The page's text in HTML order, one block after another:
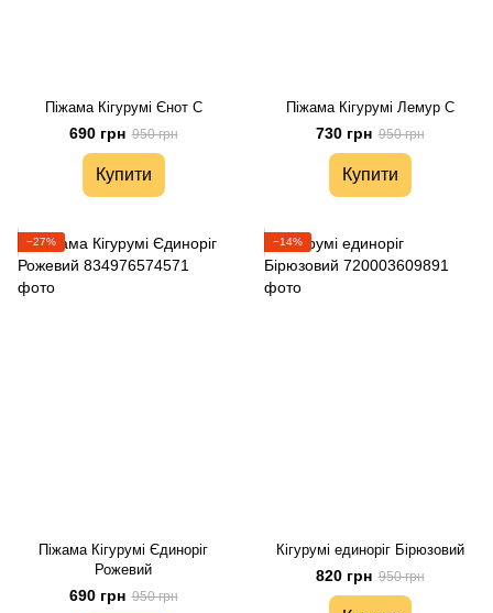
Піжама Кігурумі Єнот С
690 грн 950 грн
Купити
Піжама Кігурумі Лемур С
730 грн 950 грн
Купити
−27%
Піжама Кігурумі Єдиноріг
Рожевий
690 грн 950 грн
−14%
Кігурумі единоріг Бірюзовий
820 грн 950 грн